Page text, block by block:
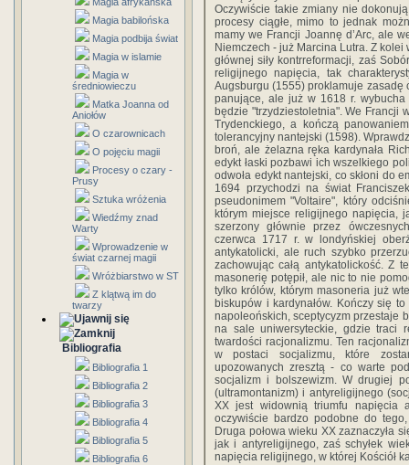
Magia babilońska
Magia podbija świat
Magia w islamie
Magia w
średniowieczu
Matka Joanna od
Aniołów
O czarownicach
O pojęciu magii
Procesy o czary -
Prusy
Sztuka wróżenia
Wiedźmy znad
Warty
Wprowadzenie w
świat czarnej magii
Wróżbiarstwo w ST
Z klątwą im do
twarzy
Bibliografia
Bibliografia 1
Bibliografia 2
Bibliografia 3
Bibliografia 4
Bibliografia 5
Bibliografia 6
Oczywiście takie zmiany nie
procesy ciągłe, mimo to jednak
mamy we Francji Joannę d’Arc, ale
Niemczech - już Marcina Lutra. Z
głównej siły kontrreformacji, zaś
religijnego napięcia, tak
Augsburgu (1555) proklamuje
panujące, ale już w 1618 r.
będzie "trzydziestoletnia". We Francji
Trydenckiego, a kończą
tolerancyjny nantejski (1598).
broń, ale żelazna ręka kardynała
edykt łaski pozbawi ich wszelkiego
odwoła edykt nantejski, co skłoni do
1694 przychodzi na świat
pseudonimem "Voltaire", który
którym miejsce religijnego napięcia,
szerzony głównie przez
czerwca 1717 r. w londyńskiej
antykatolicki, ale ruch szybko
zachowując całą antykatolickość. Z
masonerię potępił, ale nic to nie
tylko królów, którym masoneria już
biskupów i kardynałów. Kończy się
napoleońskich, sceptycyzm przestaje
na sale uniwersyteckie, gdzie traci
twardości racjonalizmu. Ten
w postaci socjalizmu, które
upozowanych zresztą - co warte
socjalizm i bolszewizm. W drugiej
(ultramontanizm) i antyreligijnego
XX jest widownią triumfu napięcia
oczywiście bardzo podobne do
Druga połowa wieku XX zaznaczyła
jak i antyreligijnego, zaś schyłek
napięcia religijnego, w której Kościół